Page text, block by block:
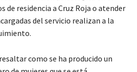
de residencia a Cruz Roja o atender
del servicio realizan a la
como se ha producido un